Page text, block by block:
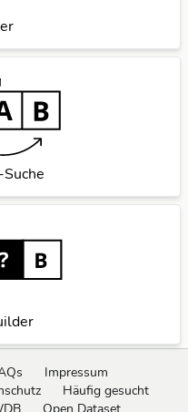
Impressum
Häufig gesucht